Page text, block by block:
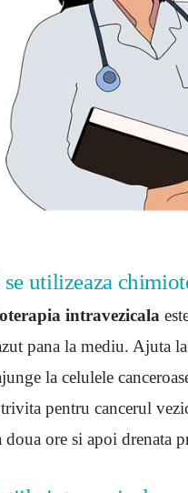
se utilizeaza
intravezicala
pana la mediu. Ajuta
la celulele
pentru cancerul
doua ore si apoi drenata